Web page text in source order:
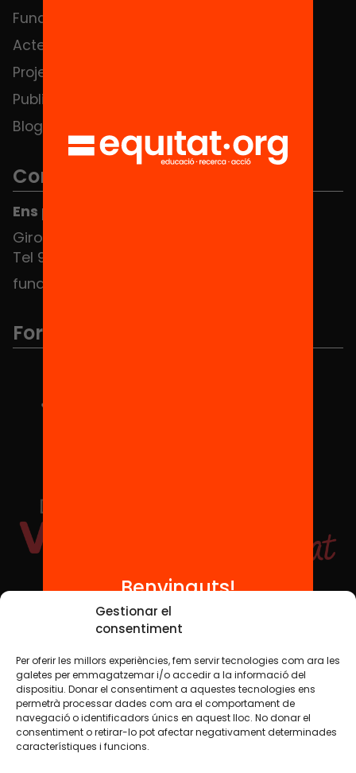
Gestionar el
consentiment
Per oferir les millors experiències, fem servir tecnologies com ara les
galetes per emmagatzemar i/o accedir a la informació del
dispositiu. Donar el consentiment a aquestes tecnologies ens
permetrà processar dades com ara el comportament de
navegació o identificadors únics en aquest lloc. No donar el
consentiment o retirar-lo pot afectar negativament determinades
característiques i funcions.
Fundació
Actes
Projectes
Publicacions i vídeos
Blog
Contacte
Ens pots trobar al Hub Social
Girona 34, interior 08010 Barcelona
Tel 934 588 700
fundacio@equitat.org
Formem part de...
Xarxes Socials
TWT YTB IG FB IN
Avís legalPolítica de cookies
Benvinguts!